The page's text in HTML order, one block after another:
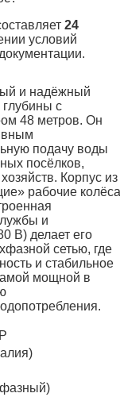
24
условий
и надёжный
с
48 метров. Он
подачу воды
посёлков,
Корпус из
рабочие
и
В) делает его
сетью, где
и стабильное
мощной в